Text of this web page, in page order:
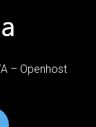
– Openhost